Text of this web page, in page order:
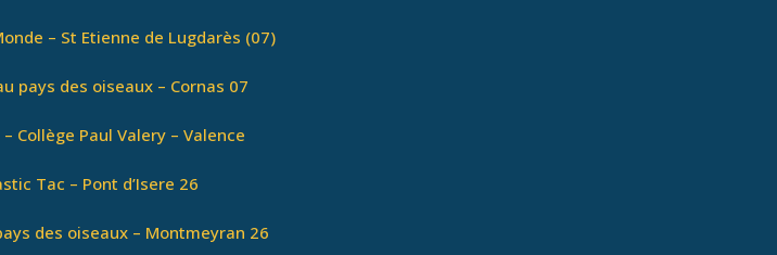
– St Etienne de Lugdarès (07)
pays des oiseaux – Cornas 07
Collège Paul Valery – Valence
Tac – Pont d’Isere 26
des oiseaux – Montmeyran 26